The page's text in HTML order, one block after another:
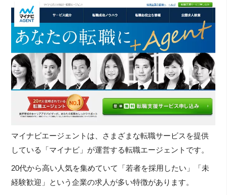
マイナビエージェントは、さまざまな転職サービスを提供
している「マイナビ」が運営する転職エージェントです。
20代から高い人気を集めていて「若者を採用したい」「未
経験歓迎」という企業の求人が多い特徴があります。